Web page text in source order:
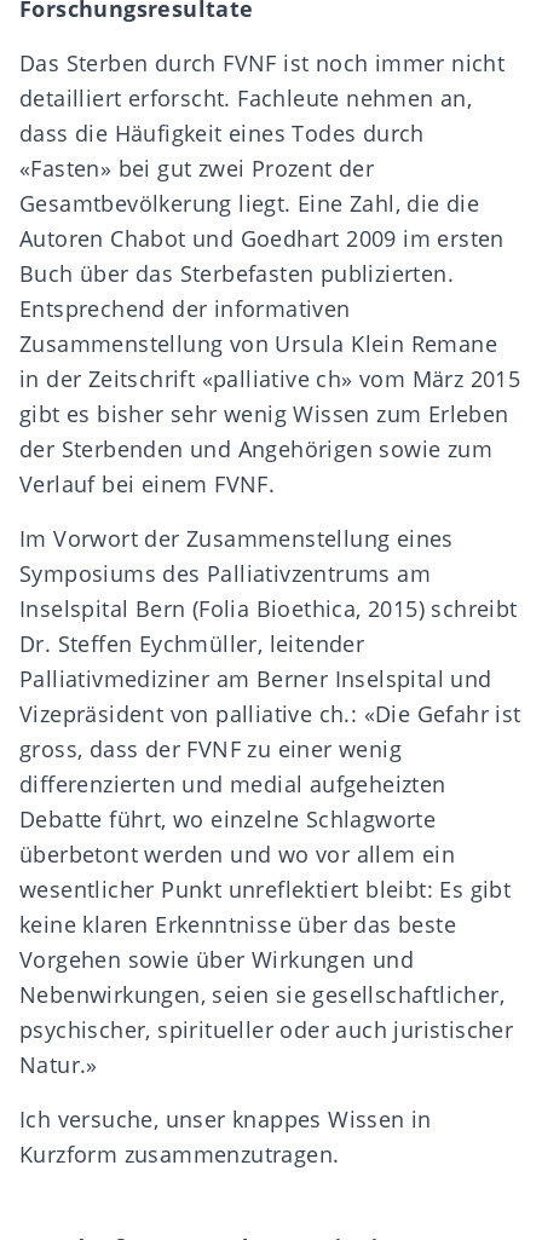
Forschungsresultate
Das Sterben durch FVNF ist noch immer nicht
detailliert erforscht. Fachleute nehmen an,
dass die Häufigkeit eines Todes durch
«Fasten» bei gut zwei Prozent der
Gesamtbevölkerung liegt. Eine Zahl, die die
Autoren Chabot und Goedhart 2009 im ersten
Buch über das Sterbefasten publizierten.
Entsprechend der informativen
Zusammenstellung von Ursula Klein Remane
in der Zeitschrift «palliative ch» vom März 2015
gibt es bisher sehr wenig Wissen zum Erleben
der Sterbenden und Angehörigen sowie zum
Verlauf bei einem FVNF.
Im Vorwort der Zusammenstellung eines
Symposiums des Palliativzentrums am
Inselspital Bern (Folia Bioethica, 2015) schreibt
Dr. Steffen Eychmüller, leitender
Palliativmediziner am Berner Inselspital und
Vizepräsident von palliative ch.: «Die Gefahr ist
gross, dass der FVNF zu einer wenig
differenzierten und medial aufgeheizten
Debatte führt, wo einzelne Schlagworte
überbetont werden und wo vor allem ein
wesentlicher Punkt unreflektiert bleibt: Es gibt
keine klaren Erkenntnisse über das beste
Vorgehen sowie über Wirkungen und
Nebenwirkungen, seien sie gesellschaftlicher,
psychischer, spiritueller oder auch juristischer
Natur.»
Ich versuche, unser knappes Wissen in
Kurzform zusammenzutragen.